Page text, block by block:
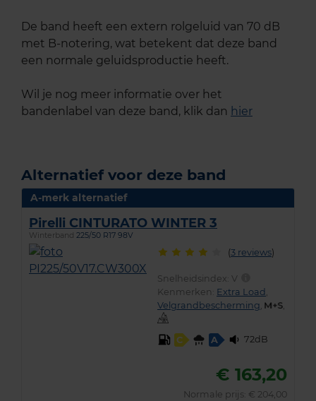
De band heeft een extern rolgeluid van 70 dB
met B-notering, wat betekent dat deze band
een normale geluidsproductie heeft.
Wil je nog meer informatie over het
bandenlabel van deze band, klik dan hier
Alternatief voor deze band
A-merk alternatief
Pirelli CINTURATO WINTER 3
Winterband 225/50 R17 98V
(3 reviews)
Snelheidsindex: V
Kenmerken: Extra Load ,
Velgrandbescherming, ,
C A 72dB
€ 163,20
Normale prijs: € 204,00